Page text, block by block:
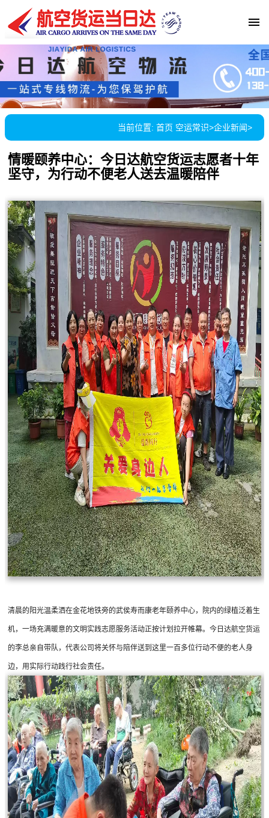
当前位置: 首页 空运常识>企业新闻>
情暖颐养中心：今日达航空货运志愿者十年
坚守，为行动不便老人送去温暖陪伴
清晨的阳光温柔洒在金花地铁旁的武侯寿而康老年颐养中心，院内的绿植泛着生
机，一场充满暖意的文明实践志愿服务活动正按计划拉开帷幕。今日达航空货运
的李总亲自带队，代表公司将关怀与陪伴送到这里一百多位行动不便的老人身
边，用实际行动践行社会责任。